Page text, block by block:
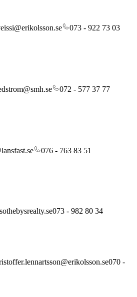
073 - 922 73 03
072 - 577 37 77
076 - 763 83 51
073 - 982 80 34
070 -